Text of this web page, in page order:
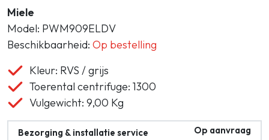
Miele
Model: PWM909ELDV
Beschikbaarheid: Op bestelling
Kleur: RVS / grijs
Toerental centrifuge: 1300
Vulgewicht: 9,00 Kg
Bezorging & installatie service
Op aanvraag